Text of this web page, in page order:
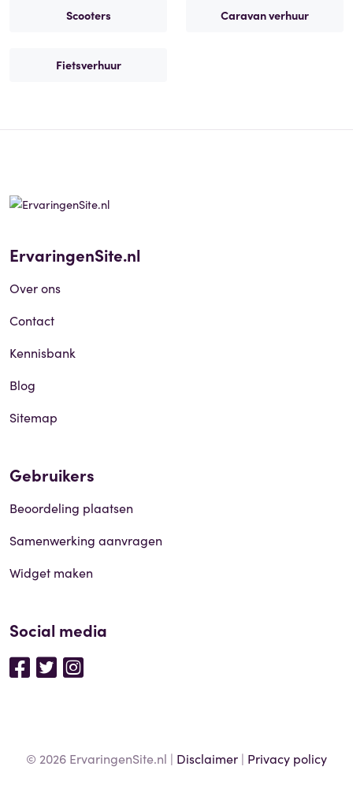
Scooters Caravan verhuur
Fietsverhuur
ErvaringenSite.nl
Over ons
Contact
Kennisbank
Blog
Sitemap
Gebruikers
Beoordeling plaatsen
Samenwerking aanvragen
Widget maken
Social media
© 2026 ErvaringenSite.nl | Disclaimer | Privacy policy